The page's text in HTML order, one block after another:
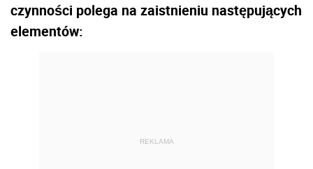
czynności polega na zaistnieniu następujących
elementów:
REKLAMA